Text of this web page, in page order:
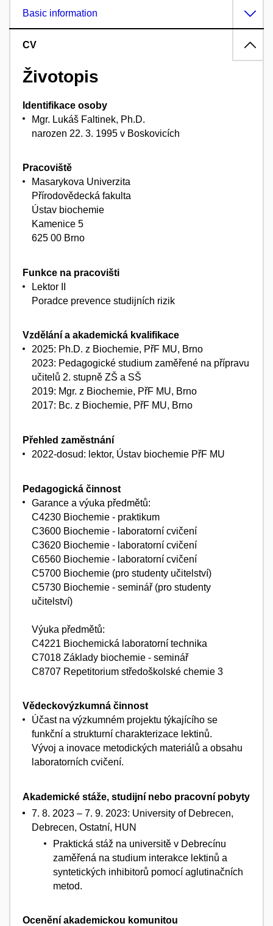
Basic information
CV
Životopis
Identifikace osoby
Mgr. Lukáš Faltinek, Ph.D.
narozen 22. 3. 1995 v Boskovicích
Pracoviště
Masarykova Univerzita
Přírodovědecká fakulta
Ústav biochemie
Kamenice 5
625 00 Brno
Funkce na pracovišti
Lektor II
Poradce prevence studijních rizik
Vzdělání a akademická kvalifikace
2025: Ph.D. z Biochemie, PřF MU, Brno
2023: Pedagogické studium zaměřené na přípravu
učitelů 2. stupně ZŠ a SŠ
2019: Mgr. z Biochemie, PřF MU, Brno
2017: Bc. z Biochemie, PřF MU, Brno
Přehled zaměstnání
2022-dosud: lektor, Ústav biochemie PřF MU
Pedagogická činnost
Garance a výuka předmětů:
C4230 Biochemie - praktikum
C3600 Biochemie - laboratorní cvičení
C3620 Biochemie - laboratorní cvičení
C6560 Biochemie - laboratorní cvičení
C5700 Biochemie (pro studenty učitelství)
C5730 Biochemie - seminář (pro studenty
učitelství)
Výuka předmětů:
C4221 Biochemická laboratorní technika
C7018 Základy biochemie - seminář
C8707 Repetitorium středoškolské chemie 3
Vědeckovýzkumná činnost
Účast na výzkumném projektu týkajícího se
funkční a strukturní charakterizace lektinů.
Vývoj a inovace metodických materiálů a obsahu
laboratorních cvičení.
Akademické stáže, studijní nebo pracovní pobyty
7. 8. 2023 – 7. 9. 2023: University of Debrecen,
Debrecen, Ostatní, HUN
Praktická stáž na universitě v Debrecínu
zaměřená na studium interakce lektinů a
syntetických inhibitorů pomocí aglutinačních
metod.
Ocenění akademickou komunitou